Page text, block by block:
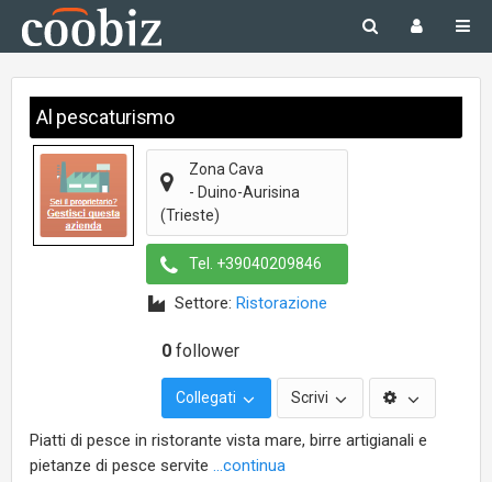
Al pescaturismo
Zona Cava
- Duino-Aurisina
(Trieste)
Tel. +39040209846
Settore: Ristorazione
0 follower
Collegati Scrivi
Piatti di pesce in ristorante vista mare, birre artigianali e
pietanze di pesce servite ...continua